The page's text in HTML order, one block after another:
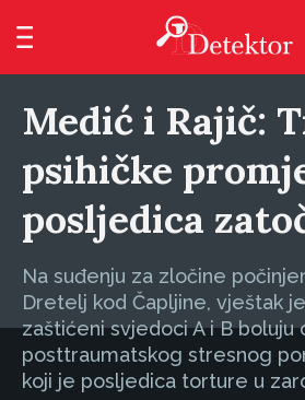
Medić i Rajič:
psihičke
posljedica
Na suđenju za zločine
Dretelj kod Čapljine, vještak
zaštićeni svjedoci A i B boluju
posttraumatskog stresnog
koji je posljedica torture u